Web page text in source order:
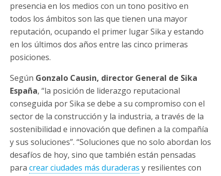
presencia en los medios con un tono positivo en
todos los ámbitos son las que tienen una mayor
reputación, ocupando el primer lugar Sika y estando
en los últimos dos años entre las cinco primeras
posiciones.
Según Gonzalo Causin, director General de Sika
España, “la posición de liderazgo reputacional
conseguida por Sika se debe a su compromiso con el
sector de la construcción y la industria, a través de la
sostenibilidad e innovación que definen a la compañía
y sus soluciones”. “Soluciones que no solo abordan los
desafíos de hoy, sino que también están pensadas
para crear ciudades más duraderas y resilientes con